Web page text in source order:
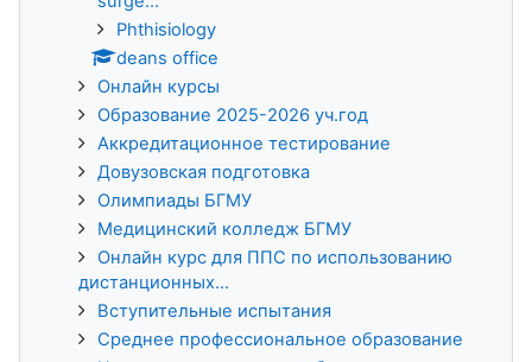
Phthisiology
deans office
Онлайн курсы
Образование 2025-2026 уч.год
Аккредитационное тестирование
Довузовская подготовка
Олимпиады БГМУ
Медицинский колледж БГМУ
Онлайн курс для ППС по использованию
дистанционных...
Вступительные испытания
Среднее профессиональное образование